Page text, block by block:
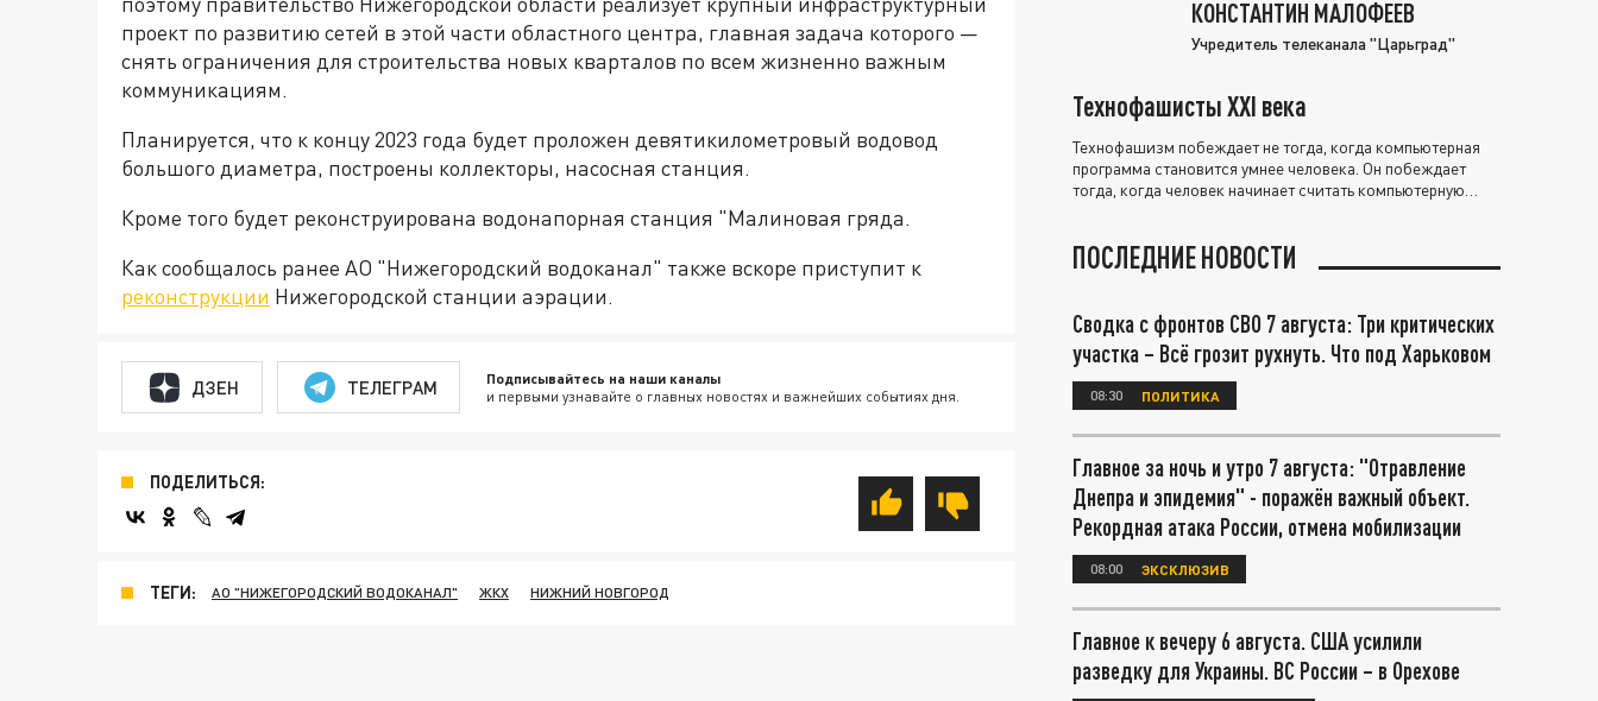
проект по развитию сетей в этой части областного центра, главная задача которого —
снять ограничения для строительства новых кварталов по всем жизненно важным
коммуникациям.
Планируется, что к концу 2023 года будет проложен девятикилометровый водовод
большого диаметра, построены коллекторы, насосная станция.
Кроме того будет реконструирована водонапорная станция "Малиновая гряда.
Как сообщалось ранее АО "Нижегородский водоканал" также вскоре приступит к
реконструкции Нижегородской станции аэрации.
ДЗЕН ТЕЛЕГРАМ Подписывайтесь на наши каналы
и первыми узнавайте о главных новостях и важнейших событиях дня.
ПОДЕЛИТЬСЯ:
ТЕГИ: АО "НИЖЕГОРОДСКИЙ ВОДОКАНАЛ" ЖКХ НИЖНИЙ НОВГОРОД
КОНСТАНТИН МАЛОФЕЕВ
Учредитель телеканала "Царьград"
Технофашисты XXI века
Технофашизм побеждает не тогда, когда компьютерная
программа становится умнее человека. Он побеждает
тогда, когда человек начинает считать компьютерную
ПОСЛЕДНИЕ НОВОСТИ
Сводка с фронтов СВО 7 августа: Три критических
участка – Всё грозит рухнуть. Что под Харьковом
08:30 ПОЛИТИКА
Главное за ночь и утро 7 августа: "Отравление
Днепра и эпидемия" - поражён важный объект.
Рекордная атака России, отмена мобилизации
08:00 ЭКСКЛЮЗИВ
Главное к вечеру 6 августа. США усилили
разведку для Украины. ВС России – в Орехове